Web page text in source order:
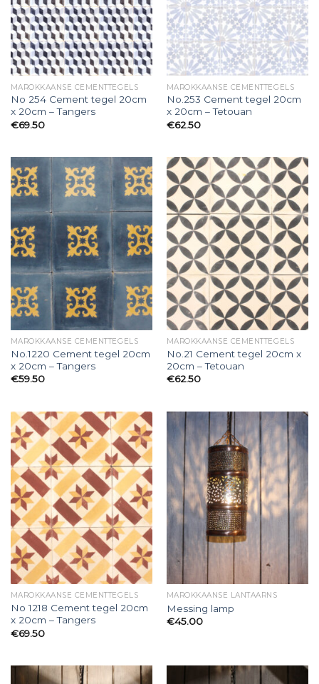
MAROKKAANSE CEMENTTEGELS
No 254 Cement tegel 20cm
x 20cm – Tangers
€69.50
MAROKKAANSE CEMENTTEGELS
No.253 Cement tegel 20cm
x 20cm – Tetouan
€62.50
MAROKKAANSE CEMENTTEGELS
No.1220 Cement tegel 20cm
x 20cm – Tangers
€59.50
MAROKKAANSE CEMENTTEGELS
No.21 Cement tegel 20cm x
20cm – Tetouan
€62.50
MAROKKAANSE CEMENTTEGELS
No 1218 Cement tegel 20cm
x 20cm – Tangers
€69.50
MAROKKAANSE LANTAARNS
Messing lamp
€45.00